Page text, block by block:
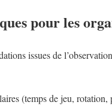
pour les
issues de
(temps de jeu, rotation,